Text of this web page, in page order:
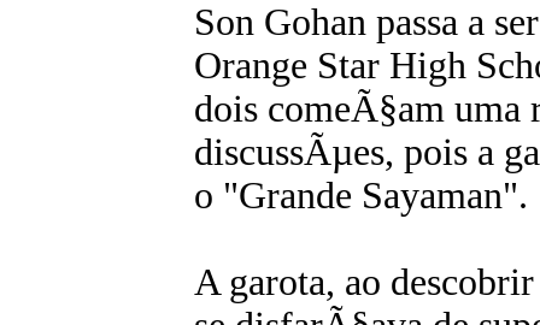
Son Gohan passa a
Orange Star High
dois comeÃ§am uma
discussÃµes, pois a
o "Grande Sayaman".
A garota, ao